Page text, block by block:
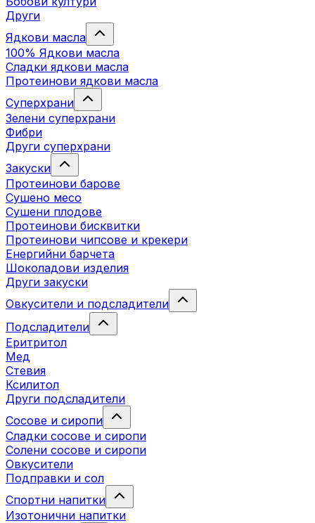
Други
Ядкови масла
100% Ядкови масла
Сладки ядкови масла
Протеинови ядкови масла
Суперхрани
Зелени суперхрани
Фибри
Други суперхрани
3акуски
Протеинови бaрове
Сушено месо
Сушени плодове
Протеинови бисквитки
Протеинови чипсове и крекери
Енергийни барчета
Шоколадови изделия
Други закуски
Овкусители и подсладители
Подсладители
Еритритол
Мед
Стевия
Ксилитол
Други подсладители
Сосове и сиропи
Сладки сосове и сиропи
Солени сосове и сиропи
Овкусители
Подправки и сол
Спортни напитки
Изотонични напитки